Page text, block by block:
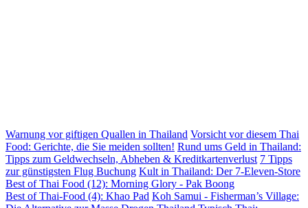
Warnung vor giftigen Quallen in Thailand Vorsicht vor diesem Thai
Food: Gerichte, die Sie meiden sollten! Rund ums Geld in Thailand:
Tipps zum Geldwechseln, Abheben & Kreditkartenverlust 7 Tipps
zur günstigsten Flug Buchung Kult in Thailand: Der 7-Eleven-Store
Best of Thai Food (12): Morning Glory - Pak Boong
Best of Thai-Food (4): Khao Pad Koh Samui - Fisherman’s Village: